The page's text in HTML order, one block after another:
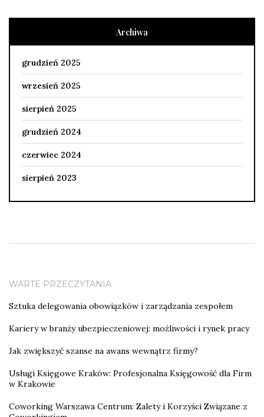
Archiwa
grudzień 2025
wrzesień 2025
sierpień 2025
grudzień 2024
czerwiec 2024
sierpień 2023
WARTE PRZECZYTANIA
Sztuka delegowania obowiązków i zarządzania zespołem
Kariery w branży ubezpieczeniowej: możliwości i rynek pracy
Jak zwiększyć szanse na awans wewnątrz firmy?
Usługi Księgowe Kraków: Profesjonalna Księgowość dla Firm
w Krakowie
Coworking Warszawa Centrum: Zalety i Korzyści Związane z